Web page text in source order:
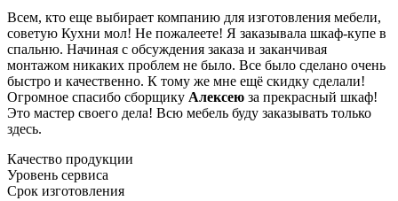
Всем, кто еще выбирает компанию для изготовления мебели,
советую Кухни мол! Не пожалеете! Я заказывала шкаф-купе в
спальню. Начиная с обсуждения заказа и заканчивая
монтажом никаких проблем не было. Все было сделано очень
быстро и качественно. К тому же мне ещё скидку сделали!
Огромное спасибо сборщику Алексею за прекрасный шкаф!
Это мастер своего дела! Всю мебель буду заказывать только
здесь.
Качество продукции
Уровень сервиса
Срок изготовления